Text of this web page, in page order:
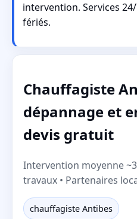
intervention. Services
fériés.
Chauffagiste
dépannage et
devis gratuit
Intervention moyenne
travaux • Partenaires
chauffagiste Antibes